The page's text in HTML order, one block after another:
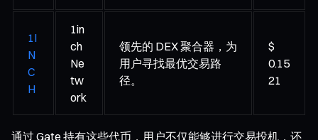
1I
N
C
H
1in
ch
Ne
tw
ork
领先的 DEX 聚合器，为
用户寻找最优交易路
径。
$
0.15
21
通过 Gate 持有这些代币，用户不仅能够进行交易投机，还